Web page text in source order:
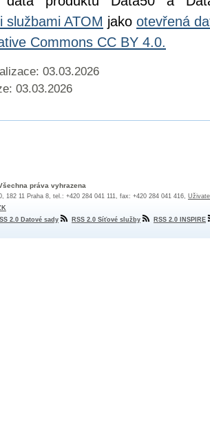
službami ATOM jako otevřená
Commons CC BY 4.0.
03.03.2026
03.03.2026
práva vyhrazena
182 11 Praha 8, tel.: +420 284 041 111, fax: +420 284 041 416,
2.0 Datové sady RSS 2.0 Síťové služby RSS 2.0 INSPIRE